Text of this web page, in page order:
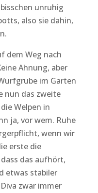
unruhig
also sie dahin,
dem Weg nach
Ahnung, aber
im Garten
nun das zweite
Welpen in
ja, vor wem. Ruhe
wenn wir
erste die
das aufhört,
etwas stabiler
zwar immer